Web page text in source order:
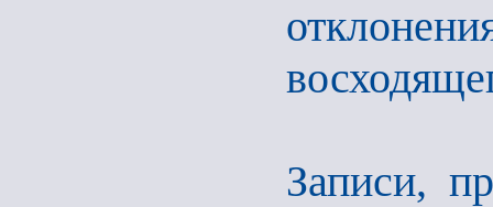
Записи,